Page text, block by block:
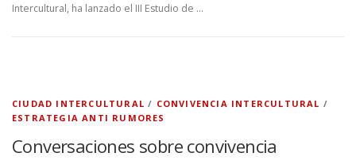
Intercultural, ha lanzado el III Estudio de …
CIUDAD INTERCULTURAL / CONVIVENCIA INTERCULTURAL /
ESTRATEGIA ANTI RUMORES
Conversaciones sobre convivencia